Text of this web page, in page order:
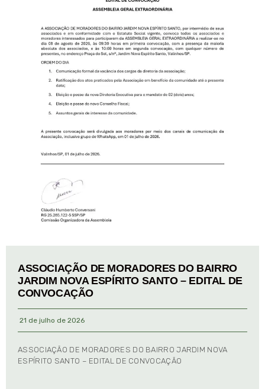
ASSOCIAÇÃO DE MORADORES DO BAIRRO
JARDIM NOVA ESPÍRITO SANTO – EDITAL DE
CONVOCAÇÃO
21 de julho de 2026
ASSOCIAÇÃO DE MORADORES DO BAIRRO JARDIM NOVA
ESPÍRITO SANTO – EDITAL DE CONVOCAÇÃO